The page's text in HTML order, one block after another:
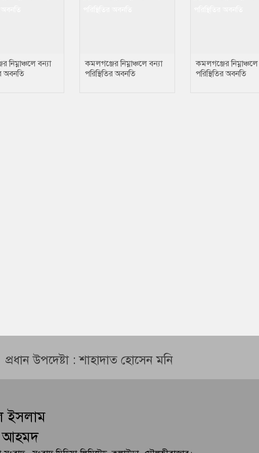
নিম্নাঞ্চলে বন্যা
অবনতি
কমলগঞ্জের নিম্নাঞ্চলে বন্যা
পরিস্থিতির অবনতি
কমলগঞ্জের
পরিস্থিতির অবনতি
প্রধান উপদেষ্টা : শাহাদাত হোসেন মনি
ইসলাম
আহমদ